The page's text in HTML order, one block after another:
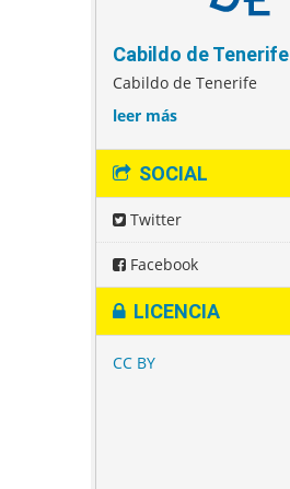
Cabildo de Tenerife
Cabildo de Tenerife
leer más
SOCIAL
Twitter
Facebook
LICENCIA
CC BY